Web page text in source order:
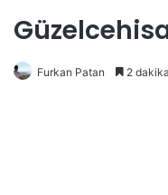
Furkan Patan 2